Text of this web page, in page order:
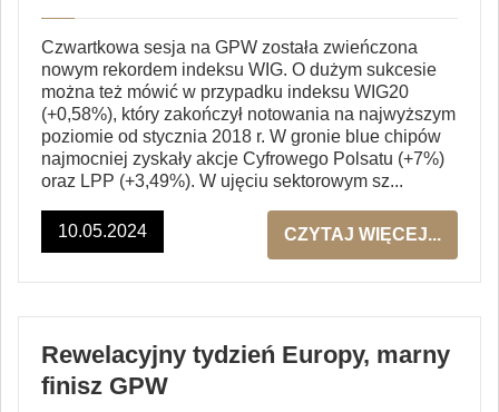
Czwartkowa sesja na GPW została zwieńczona
nowym rekordem indeksu WIG. O dużym sukcesie
można też mówić w przypadku indeksu WIG20
(+0,58%), który zakończył notowania na najwyższym
poziomie od stycznia 2018 r. W gronie blue chipów
najmocniej zyskały akcje Cyfrowego Polsatu (+7%)
oraz LPP (+3,49%). W ujęciu sektorowym sz...
10.05.2024 CZYTAJ WIĘCEJ...
Rewelacyjny tydzień Europy, marny
finisz GPW